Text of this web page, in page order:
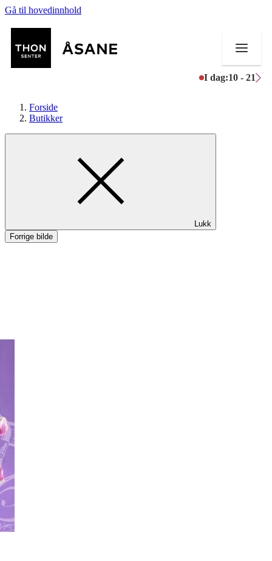
Gå til hovedinnhold
I dag:10 - 21
Mat og drikke
Aktiviteter
Forside
Butikker
Lukk
Forrige bilde